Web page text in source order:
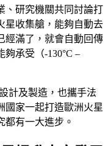
、研究機關共同討論打
星收集艙，能夠自動去
經滿了，就會自動回傳
承受（-130°C –
計及製造，也攜手法
國家一起打造歐洲火星
都有一大進步。